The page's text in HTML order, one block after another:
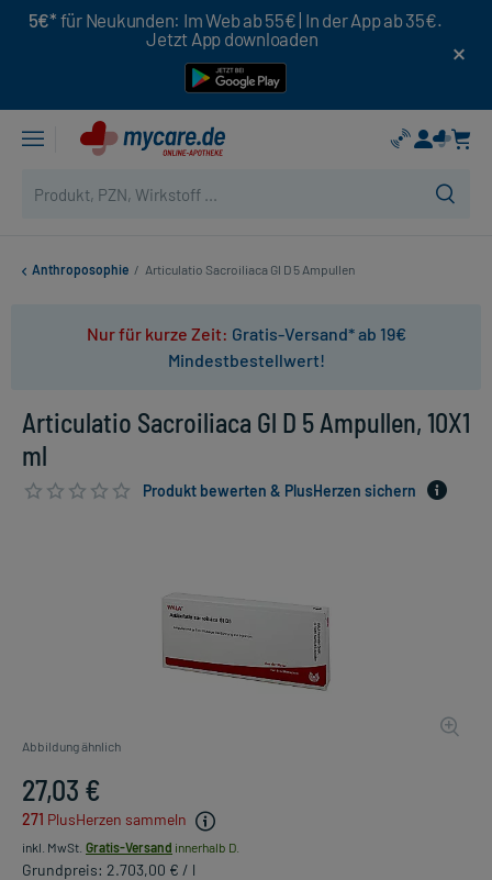
5€* für Neukunden: Im Web ab 55€ | In der App ab 35€.
Jetzt App downloaden
Anthroposophie / Articulatio Sacroiliaca Gl D 5 Ampullen
Nur für kurze Zeit: Gratis-Versand* ab 19€
Mindestbestellwert!
Articulatio Sacroiliaca Gl D 5 Ampullen, 10X1
ml
Produkt bewerten & PlusHerzen sichern
Abbildung ähnlich
27,03 €
271 PlusHerzen sammeln
inkl. MwSt. Gratis-Versand innerhalb D.
Grundpreis: 2.703,00 € / l